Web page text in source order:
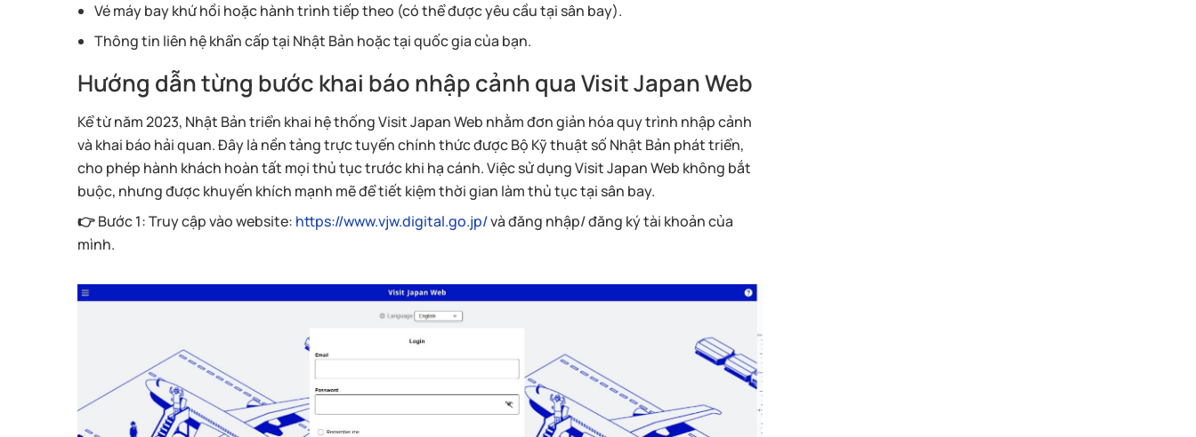
Vé máy bay khứ hồi hoặc hành trình tiếp theo (có thể được yêu cầu tại sân bay).
Thông tin liên hệ khẩn cấp tại Nhật Bản hoặc tại quốc gia của bạn.
Hướng dẫn từng bước khai báo nhập cảnh qua Visit Japan Web
Kể từ năm 2023, Nhật Bản triển khai hệ thống Visit Japan Web nhằm đơn giản hóa quy trình nhập cảnh
và khai báo hải quan. Đây là nền tảng trực tuyến chính thức được Bộ Kỹ thuật số Nhật Bản phát triển,
cho phép hành khách hoàn tất mọi thủ tục trước khi hạ cánh. Việc sử dụng Visit Japan Web không bắt
buộc, nhưng được khuyến khích mạnh mẽ để tiết kiệm thời gian làm thủ tục tại sân bay.
👉Bước 1: Truy cập vào website: https://www.vjw.digital.go.jp/và đăng nhập/ đăng ký tài khoản của
mình.